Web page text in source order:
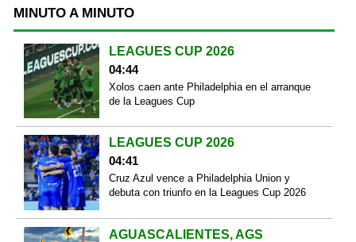
MINUTO A MINUTO
LEAGUES CUP 2026
04:44
Xolos caen ante Philadelphia en el arranque
de la Leagues Cup
LEAGUES CUP 2026
04:41
Cruz Azul vence a Philadelphia Union y
debuta con triunfo en la Leagues Cup 2026
AGUASCALIENTES, AGS